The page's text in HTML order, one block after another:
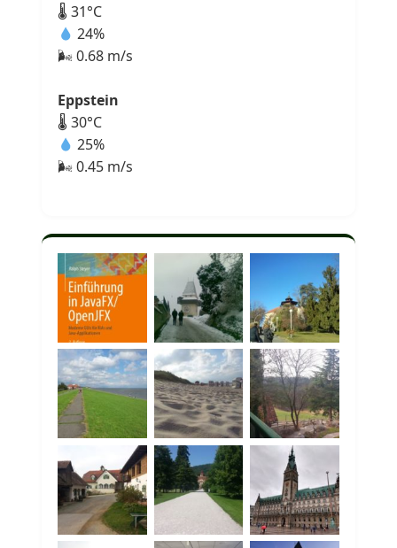
🌡 31°C
24%
🌬 0.68 m/s
Eppstein
🌡 30°C
25%
🌬 0.45 m/s